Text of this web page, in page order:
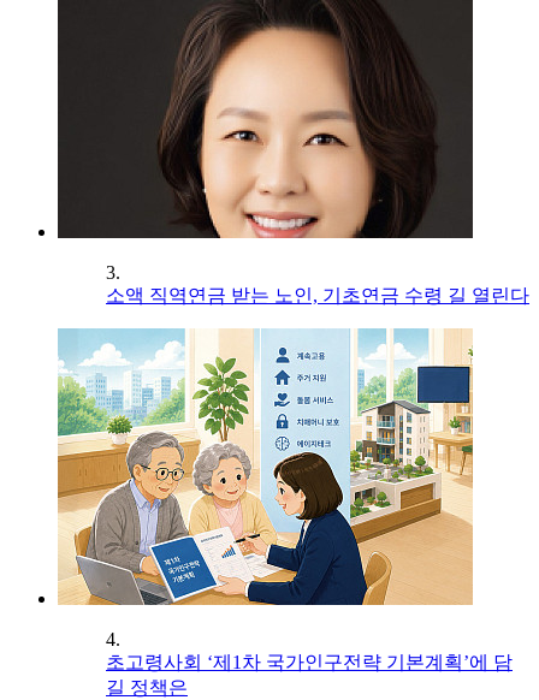
3.
소액 직역연금 받는 노인, 기초연금 수령 길 열린다
4.
초고령사회 ‘제1차 국가인구전략 기본계획’에 담
길 정책은